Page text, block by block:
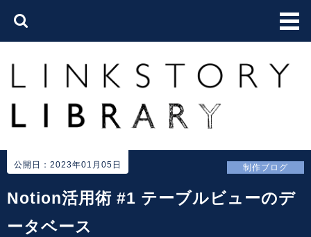
公開日：2023年01月05日 制作ブログ
Notion活用術 #1 テーブルビューのデ
ータベース